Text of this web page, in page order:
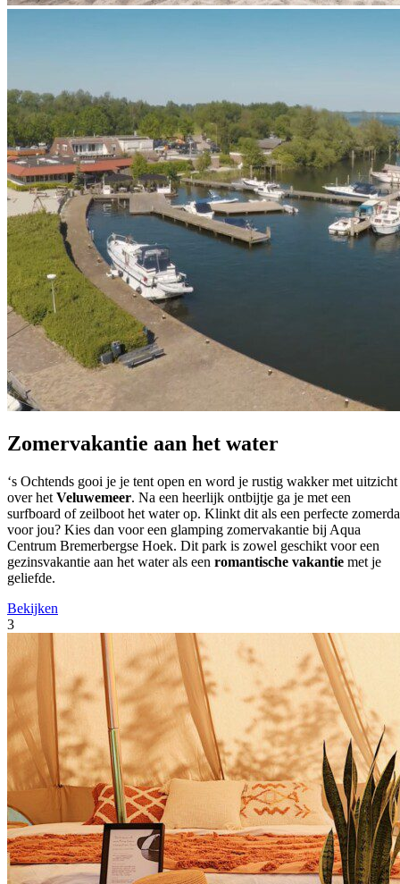
Zomervakantie aan het water
‘s Ochtends gooi je je tent open en word je rustig wakker met uitzicht
over het Veluwemeer. Na een heerlijk ontbijtje ga je met een
surfboard of zeilboot het water op. Klinkt dit als een perfecte
voor jou? Kies dan voor een glamping zomervakantie bij Aqua
Centrum Bremerbergse Hoek. Dit park is zowel geschikt voor een
gezinsvakantie aan het water als een romantische vakantie met je
geliefde.
Bekijken
3